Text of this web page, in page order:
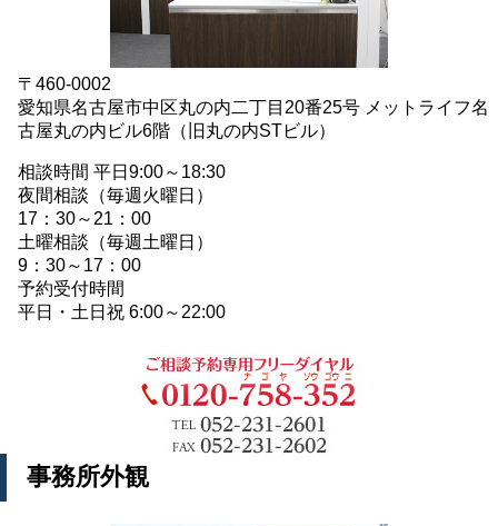
〒460-0002
愛知県名古屋市中区丸の内二丁目20番25号 メットライフ名
古屋丸の内ビル6階（旧丸の内STビル）
相談時間 平日9:00～18:30
夜間相談（毎週火曜日）
17：30～21：00
土曜相談（毎週土曜日）
9：30～17：00
予約受付時間
平日・土日祝 6:00～22:00
事務所外観